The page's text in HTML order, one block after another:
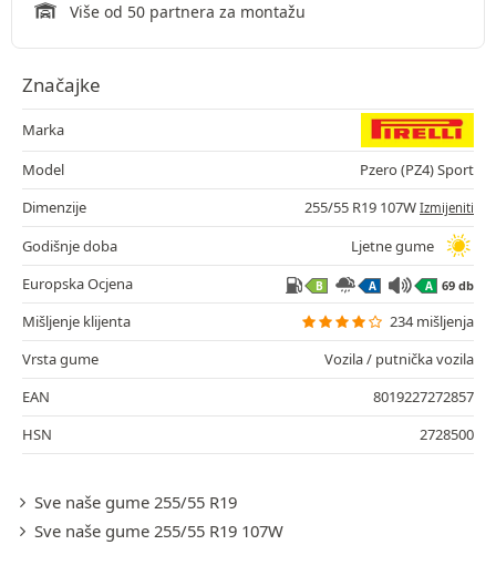
Više od 50 partnera za montažu
Značajke
Marka
Model
Pzero (PZ4) Sport
Dimenzije
255/55 R19 107W Izmijeniti
Godišnje doba
Ljetne gume
Europska Ocjena
B A A 69 db
Mišljenje klijenta
234 mišljenja
Vrsta gume
Vozila / putnička vozila
EAN
8019227272857
HSN
2728500
Sve naše gume 255/55 R19
Sve naše gume 255/55 R19 107W